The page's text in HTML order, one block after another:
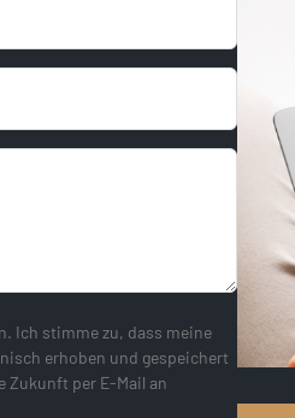
Ich stimme zu, dass meine
erhoben und gespeichert
Zukunft per E-Mail an